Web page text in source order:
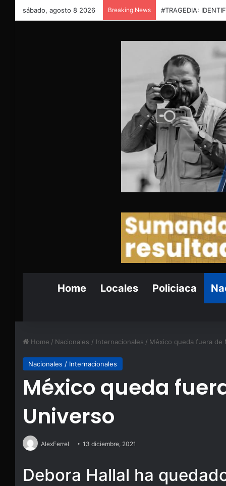
sábado, agosto 8 2026 Breaking News
Home Locales Policiaca
Home / Nacionales / Internacionales / México queda fuera de
Nacionales / Internacionales
México queda
Universo
AlexFerrel 13 diciembre, 2021
Debora Hallal ha